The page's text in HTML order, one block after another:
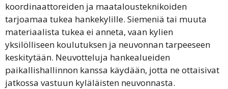
koordinaattoreiden ja maatalousteknikoiden
tarjoamaa tukea hankekylille. Siemeniä tai muuta
materiaalista tukea ei anneta, vaan kylien
yksilölliseen koulutuksen ja neuvonnan tarpeeseen
keskitytään. Neuvotteluja hankealueiden
paikallishallinnon kanssa käydään, jotta ne ottaisivat
jatkossa vastuun kyläläisten neuvonnasta.